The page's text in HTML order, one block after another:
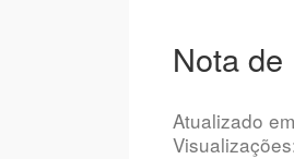
Nota de
Atualizado